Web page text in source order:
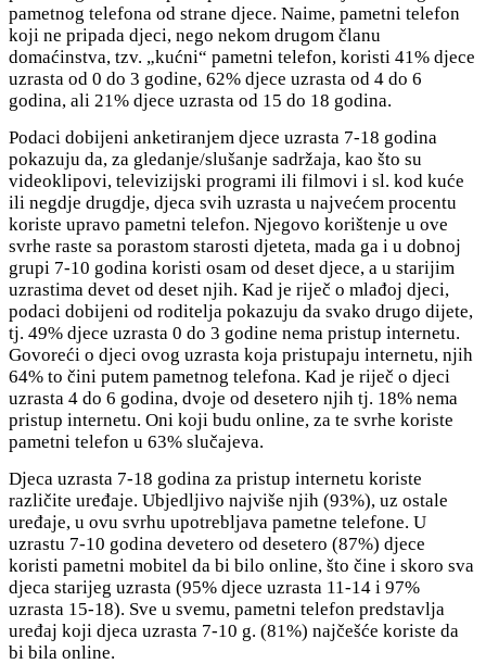
pametnog telefona od strane djece. Naime, pametni telefon
koji ne pripada djeci, nego nekom drugom članu
domaćinstva, tzv. „kućni“ pametni telefon, koristi 41% djece
uzrasta od 0 do 3 godine, 62% djece uzrasta od 4 do 6
godina, ali 21% djece uzrasta od 15 do 18 godina.
Podaci dobijeni anketiranjem djece uzrasta 7-18 godina
pokazuju da, za gledanje/slušanje sadržaja, kao što su
videoklipovi, televizijski programi ili filmovi i sl. kod kuće
ili negdje drugdje, djeca svih uzrasta u najvećem procentu
koriste upravo pametni telefon. Njegovo korištenje u ove
svrhe raste sa porastom starosti djeteta, mada ga i u dobnoj
grupi 7-10 godina koristi osam od deset djece, a u starijim
uzrastima devet od deset njih. Kad je riječ o mlađoj djeci,
podaci dobijeni od roditelja pokazuju da svako drugo dijete,
tj. 49% djece uzrasta 0 do 3 godine nema pristup internetu.
Govoreći o djeci ovog uzrasta koja pristupaju internetu, njih
64% to čini putem pametnog telefona. Kad je riječ o djeci
uzrasta 4 do 6 godina, dvoje od desetero njih tj. 18% nema
pristup internetu. Oni koji budu online, za te svrhe koriste
pametni telefon u 63% slučajeva.
Djeca uzrasta 7-18 godina za pristup internetu koriste
različite uređaje. Ubjedljivo najviše njih (93%), uz ostale
uređaje, u ovu svrhu upotrebljava pametne telefone. U
uzrastu 7-10 godina devetero od desetero (87%) djece
koristi pametni mobitel da bi bilo online, što čine i skoro sva
djeca starijeg uzrasta (95% djece uzrasta 11-14 i 97%
uzrasta 15-18). Sve u svemu, pametni telefon predstavlja
uređaj koji djeca uzrasta 7-10 g. (81%) najčešće koriste da
bi bila online.